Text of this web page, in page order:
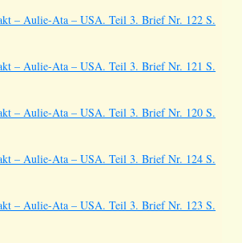
– Aulie-Ata – USA. Teil 3. Brief Nr. 122 S.
– Aulie-Ata – USA. Teil 3. Brief Nr. 121 S.
– Aulie-Ata – USA. Teil 3. Brief Nr. 120 S.
– Aulie-Ata – USA. Teil 3. Brief Nr. 124 S.
– Aulie-Ata – USA. Teil 3. Brief Nr. 123 S.